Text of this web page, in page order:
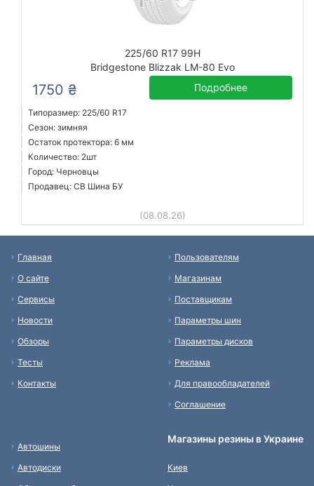
225/60 R17 99H
Bridgestone Blizzak LM-80 Evo
1750 ₴ Подробнее
Типоразмер: 225/60 R17
Сезон: зимняя
Остаток протектора: 6 мм
Количество: 2шт
Город: Черновцы
Продавец: СВ Шина БУ
(08.08.26)
Главная
О сайте
Сервисы
Новости
Обзоры
Тесты
Контакты
Пользователям
Магазинам
Поставщикам
Параметры шин
Параметры дисков
Реклама
Для правообладателей
Соглашение
Автошины
Автодиски
Магазины резины в Украине
Киев